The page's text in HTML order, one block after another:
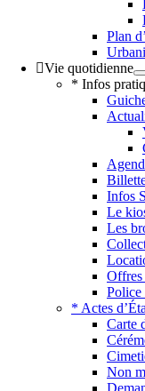
Plan
Vie quotidienne
* Infos
Infos
Le
Les
Police
* Actes
Carte
Non